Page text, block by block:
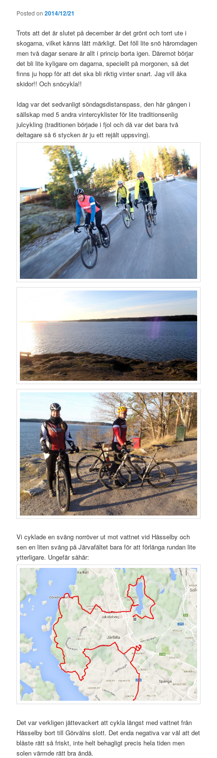
Posted on2014/12/21
Trots att det är slutet på december är det grönt och torrt ute i
skogarna, vilket känns lätt märkligt. Det föll lite snö häromdagen
men två dagar senare är allt i princip borta igen. Däremot börjar
det bli lite kyligare om dagarna, speciellt på morgonen, så det
finns ju hopp för att det ska bli riktig vinter snart. Jag vill åka
skidor!! Och snöcykla!!
Idag var det sedvanligt söndagsdistanspass, den här gången i
sällskap med 5 andra vintercyklister för lite traditionsenlig
julcykling (traditionen började i fjol och då var det bara två
deltagare så 6 stycken är ju ett rejält uppsving).
Vi cyklade en sväng norröver ut mot vattnet vid Hässelby och
sen en liten sväng på Järvafältet bara för att förlänga rundan lite
ytterligare. Ungefär såhär:
Det var verkligen jättevackert att cykla längst med vattnet från
Hässelby bort till Görvälns slott. Det enda negativa var väl att det
blåste rätt så friskt, inte helt behagligt precis hela tiden men
solen värmde rätt bra ändå.